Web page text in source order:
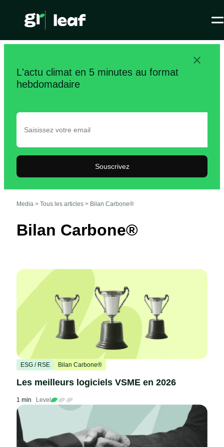
L'actu climat en 5 minutes au format
hebdomadaire
Souscrivez
Media > Tous les articles > Bilan Carbone®
Bilan Carbone®
ESG / RSE Bilan Carbone®
Les meilleurs logiciels VSME en 2026
1 min Level